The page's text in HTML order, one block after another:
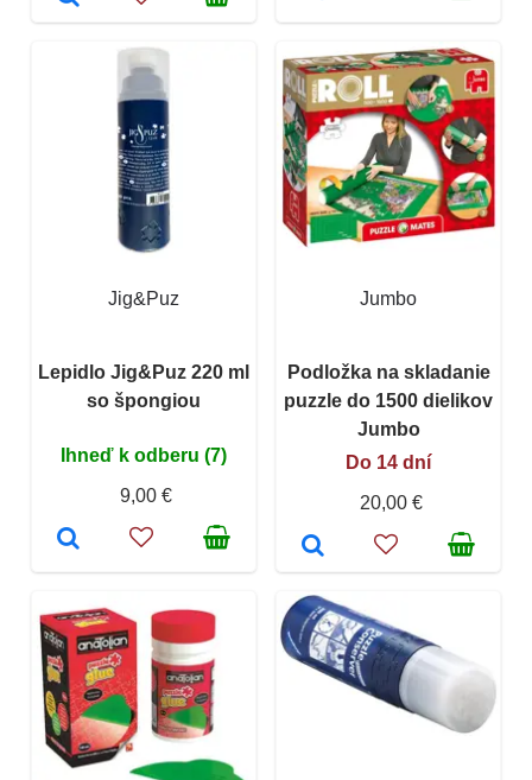
Jig&Puz
Lepidlo Jig&Puz 220 ml
so špongiou
Ihneď k odberu (7)
9,00 €
Jumbo
Podložka na skladanie
puzzle do 1500 dielikov
Jumbo
Do 14 dní
20,00 €